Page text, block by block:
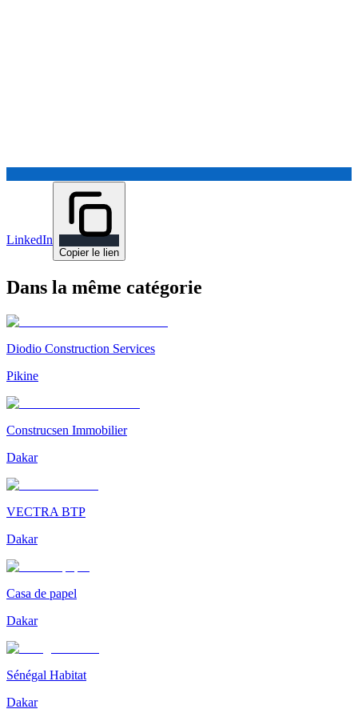
LinkedIn
Copier le lien
Dans la même catégorie
Diodio Construction Services
Pikine
Construcsen Immobilier
Dakar
VECTRA BTP
Dakar
Casa de papel
Dakar
Sénégal Habitat
Dakar